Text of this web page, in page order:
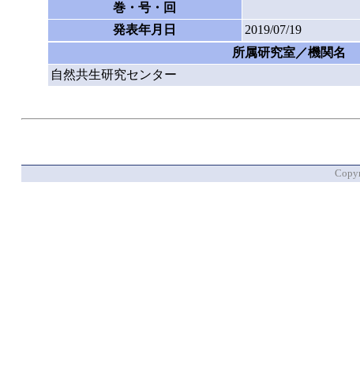
巻・号・回
発表年月日
2019/07/19
所属研究室／機関名
自然共生研究センター